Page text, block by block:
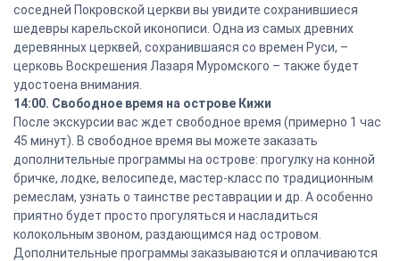
соседней Покровской церкви вы увидите сохранившиеся
шедевры карельской иконописи. Одна из самых древних
деревянных церквей, сохранившаяся со времен Руси, –
церковь Воскрешения Лазаря Муромского – также будет
удостоена внимания.
14:00. Свободное время на острове Кижи
После экскурсии вас ждет свободное время (примерно 1 час
45 минут). В свободное время вы можете заказать
дополнительные программы на острове: прогулку на конной
бричке, лодке, велосипеде, мастер-класс по традиционным
ремеслам, узнать о таинстве реставрации и др. А особенно
приятно будет просто прогуляться и насладиться
колокольным звоном, раздающимся над островом.
Дополнительные программы заказываются и оплачиваются